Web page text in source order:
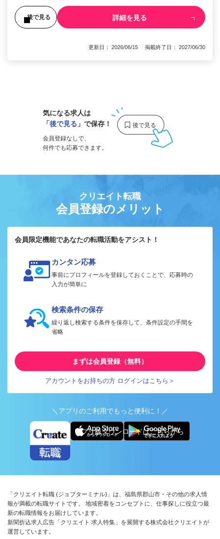
後で見る 詳細を見る
更新日： 2026/06/15 掲載終了日： 2027/06/30
気になる求人は
「後で見る 」で保存！
会員登録なしで、
何件でも応募できます。
クリエイト転職
会員登録のメリット
会員限定機能であなたの転職活動をアシスト！
カンタン応募
事前にプロフィールを登録しておくことで、応募時の
入力が簡単に
検索条件の保存
繰り返し検索する条件を保存して、条件設定の手間を
省略
まずは会員登録（無料）
アカウントをお持ちの方 ログインはこちら＞
＼アプリのご利用でもっと便利に！／
アプリ版ダウンロードはこちらから
「クリエイト転職 (ジョブターミナル)」は、福島県郡山市・その他の求人情
報が満載の転職サイトです。 地域密着をコンセプトに、仕事探しに役立つ最
新の転職情報をお届けしています。
新聞折込求人広告「クリエイト 求人特集」を展開する株式会社クリエイトが
運営しています。